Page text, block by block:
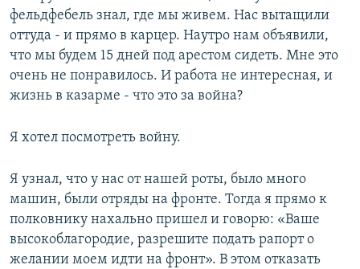
фельдфебель знал, где мы живем. Нас вытащили
оттуда - и прямо в карцер. Наутро нам объявили,
что мы будем 15 дней под арестом сидеть. Мне это
очень не понравилось. И работа не интересная, и
жизнь в казарме - что это за война?
Я хотел посмотреть войну.
Я узнал, что у нас от нашей роты, было много
машин, были отряды на фронте. Тогда я прямо к
полковнику нахально пришел и говорю: «Ваше
высокоблагородие, разрешите подать рапорт о
желании моем идти на фронт». В этом отказать